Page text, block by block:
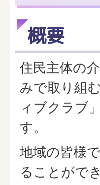
概要
住民主体の
みで取り組
ィブクラブ
す。
地域の皆様
ることがで